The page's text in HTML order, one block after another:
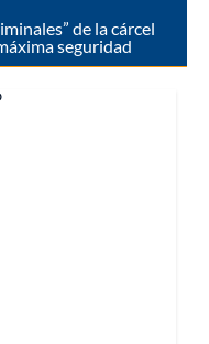
de la cárcel
seguridad